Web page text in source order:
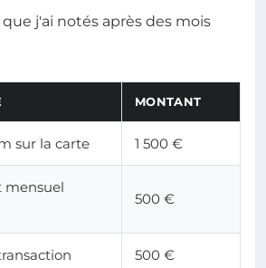
j'ai notés après des mois
MONTANT
sur la carte 1 500 €
mensuel
500 €
500 €